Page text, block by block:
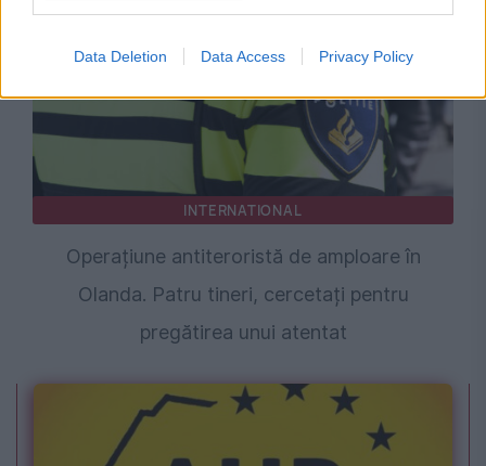
Data Deletion Data Access Privacy Policy
INTERNATIONAL
Operațiune antiteroristă de amploare în
Olanda. Patru tineri, cercetați pentru
pregătirea unui atentat